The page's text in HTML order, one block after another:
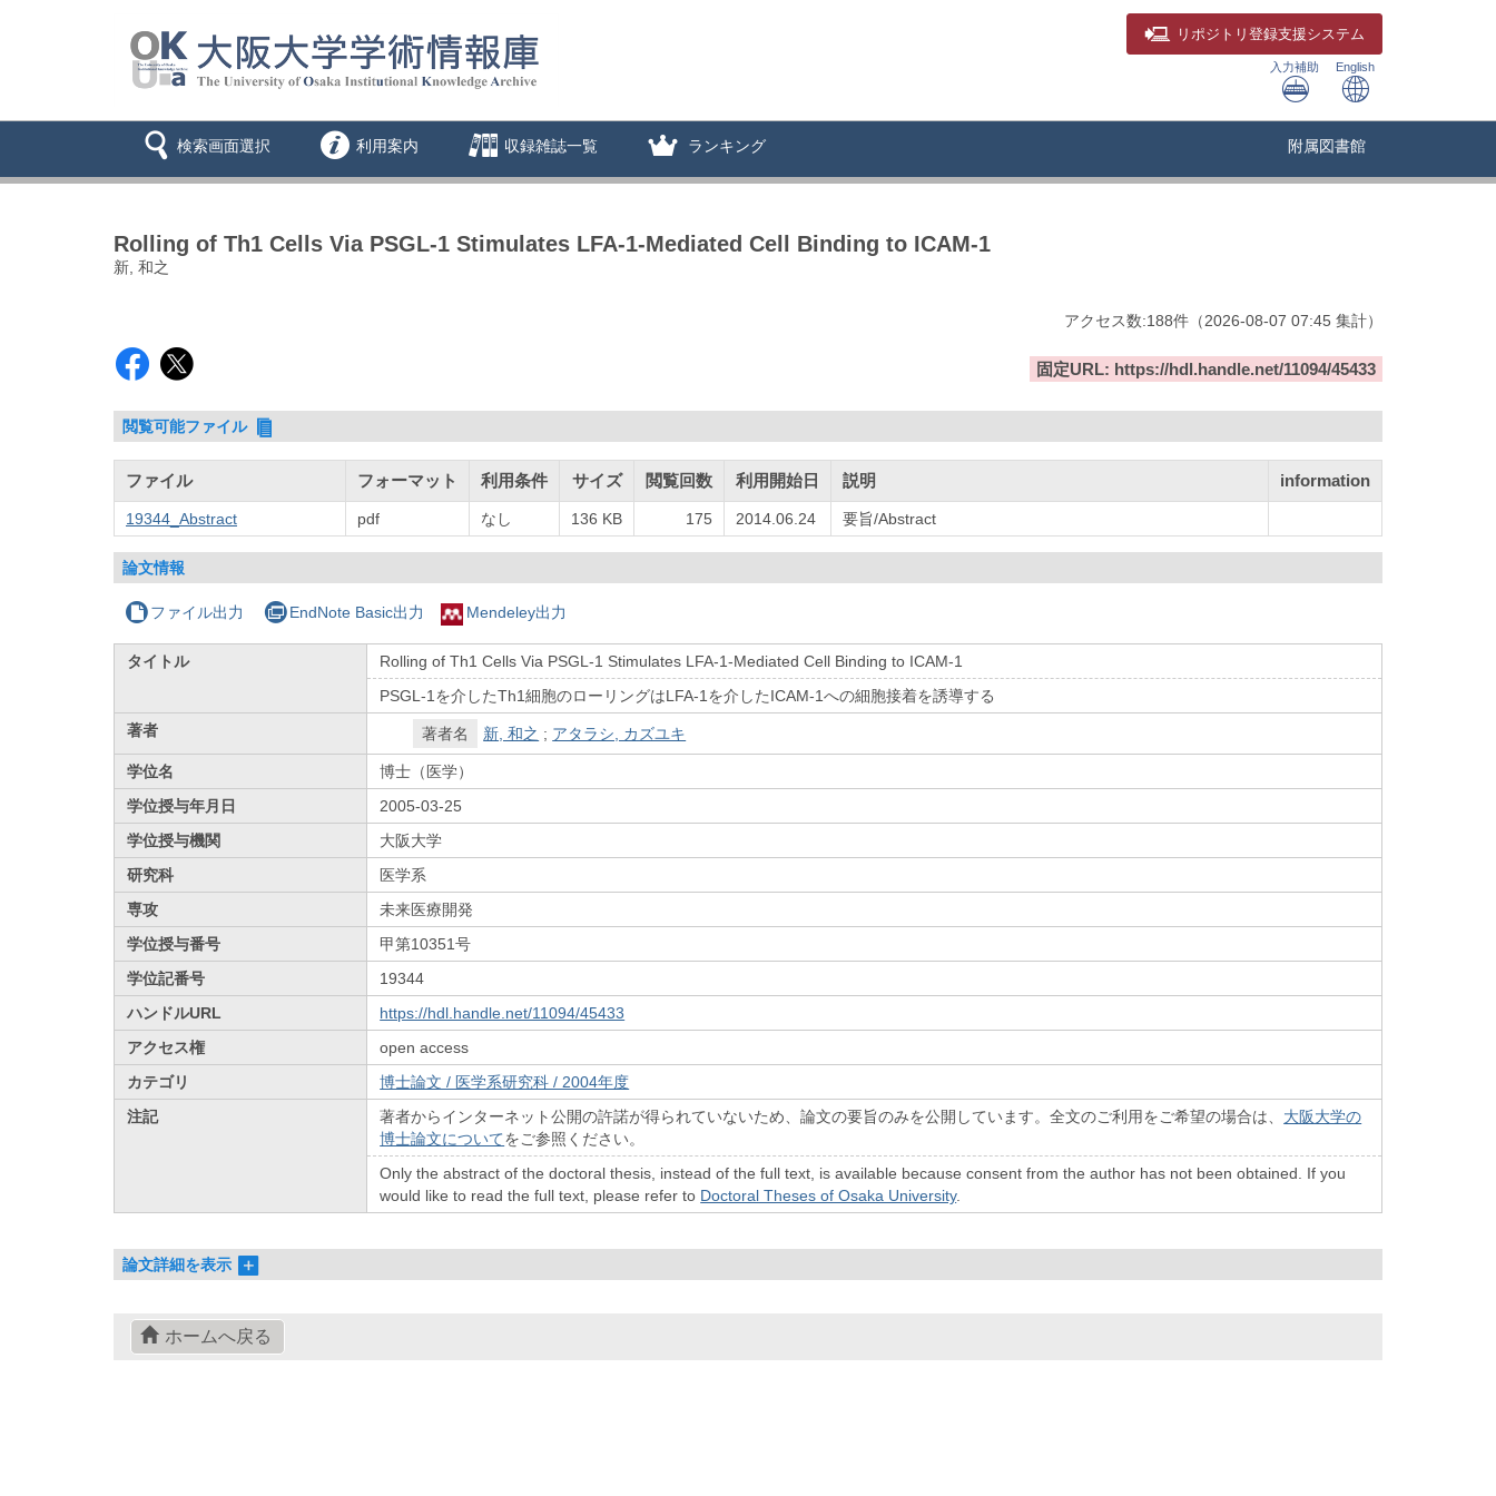
リポジトリ 登録支援システム
入力補助 English
検索画面選択 利用案内 収録雑誌一覧 ランキング 附属図書館
Rolling of Th1 Cells Via PSGL-1 Stimulates LFA-1-Mediated Cell Binding to ICAM-1
新, 和之
アクセス数:188件 （2026-08-07 07:45 集計）
固定URL: https://hdl.handle.net/11094/45433
閲覧可能ファイル
ファイル フォーマット 利用条件 サイズ 閲覧回数 利用開始日 説明 information
19344_Abstract pdf なし 136 KB 175 2014.06.24 要旨/Abstract
論文情報
ファイル出力 EndNote Basic出力 Mendeley出力
タイトル
Rolling of Th1 Cells Via PSGL-1 Stimulates LFA-1-Mediated Cell Binding to ICAM-1
PSGL-1を介したTh1細胞のローリングはLFA-1を介したICAM-1への細胞接着を誘導する
著者
著者名 新, 和之 ; アタラシ, カズユキ
学位名
博士（医学）
学位授与年月日
2005-03-25
学位授与機関
大阪大学
研究科
医学系
専攻
未来医療開発
学位授与番号
甲第10351号
学位記番号
19344
ハンドルURL
https://hdl.handle.net/11094/45433
アクセス権
open access
カテゴリ
博士論文 / 医学系研究科 / 2004年度
注記
著者からインターネット公開の許諾が得られていないため、論文の要旨のみを公開しています。全文のご利用をご希望の場合は、 大阪大学の
博士論文についてをご参照ください。
Only the abstract of the doctoral thesis, instead of the full text, is available because consent from the author has not been obtained. If you
would like to read the full text, please refer to Doctoral Theses of Osaka University.
論文詳細を表示
ホームへ戻る